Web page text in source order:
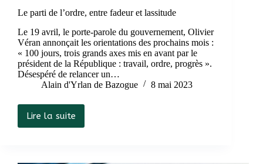
Le parti de l’ordre, entre fadeur et lassitude
Le 19 avril, le porte-parole du gouvernement, Olivier
Véran annonçait les orientations des prochains mois :
« 100 jours, trois grands axes mis en avant par le
président de la République : travail, ordre, progrès ».
Désespéré de relancer un…
Alain d'Yrlan de Bazogue
8 mai 2023
Lire la suite
Le
parti